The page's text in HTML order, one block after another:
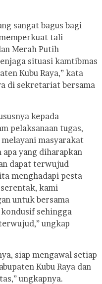
sangat bagus bagi
tali
Merah Putih
situasi kamtibmas
Kubu Raya,” kata
di sekretariat bersama
kepada
pelaksanaan tugas,
masyarakat
yang diharapkan
dapat terwujud
menghadapi pesta
kami
untuk bersama
sehingga
ungkap
siap mengawal setiap
Kubu Raya dan
ungkapnya.